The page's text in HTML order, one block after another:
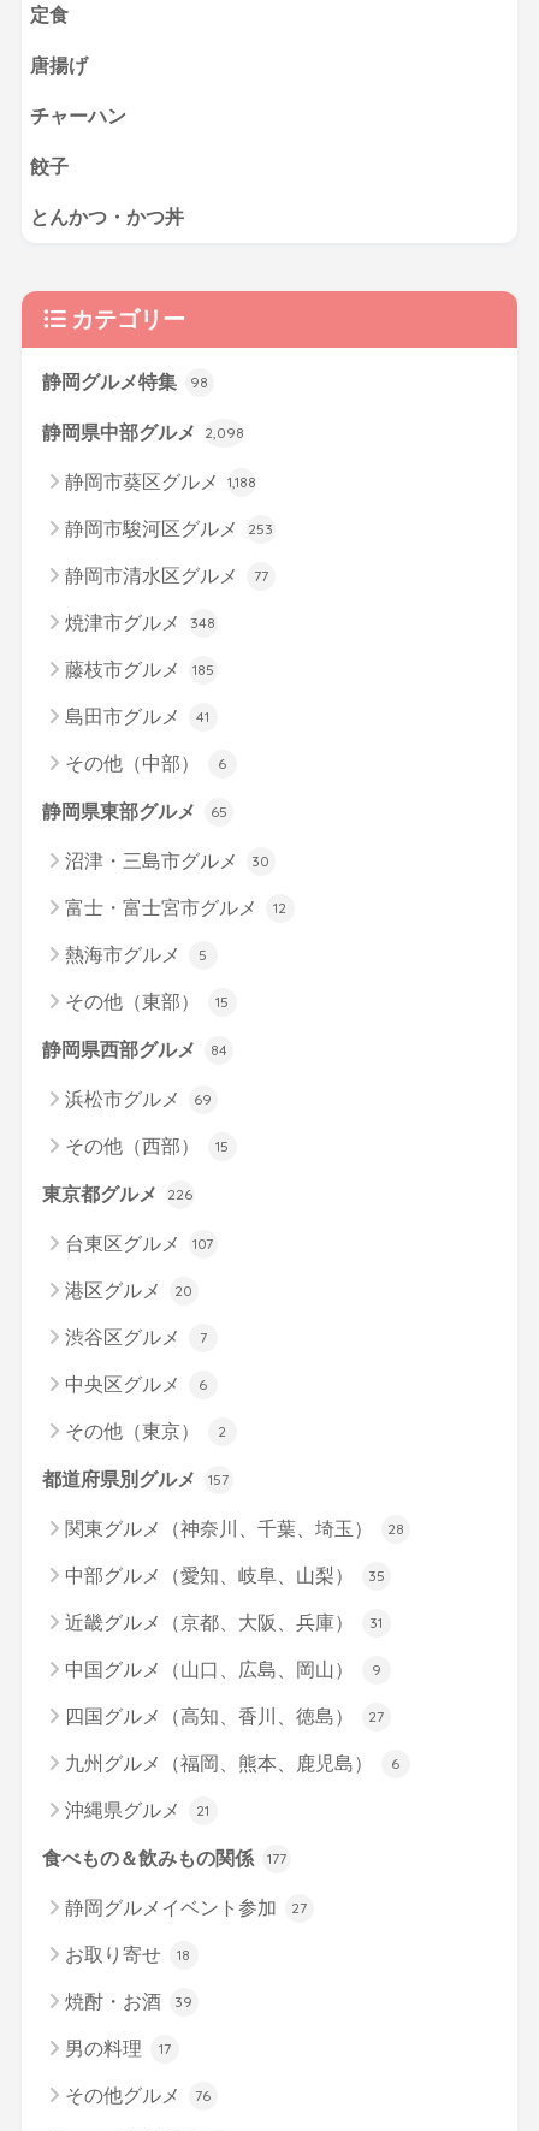
定食
唐揚げ
チャーハン
餃子
とんかつ・かつ丼
カテゴリー
静岡グルメ特集 98
静岡県中部グルメ 2,098
静岡市葵区グルメ 1,188
静岡市駿河区グルメ 253
静岡市清水区グルメ 77
焼津市グルメ 348
藤枝市グルメ 185
島田市グルメ 41
その他（中部） 6
静岡県東部グルメ 65
沼津・三島市グルメ 30
富士・富士宮市グルメ 12
熱海市グルメ 5
その他（東部） 15
静岡県西部グルメ 84
浜松市グルメ 69
その他（西部） 15
東京都グルメ 226
台東区グルメ 107
港区グルメ 20
渋谷区グルメ 7
中央区グルメ 6
その他（東京） 2
都道府県別グルメ 157
関東グルメ（神奈川、千葉、埼玉） 28
中部グルメ（愛知、岐阜、山梨） 35
近畿グルメ（京都、大阪、兵庫） 31
中国グルメ（山口、広島、岡山） 9
四国グルメ（高知、香川、徳島） 27
九州グルメ（福岡、熊本、鹿児島） 6
沖縄県グルメ 21
食べもの＆飲みもの関係 177
静岡グルメイベント参加 27
お取り寄せ 18
焼酎・お酒 39
男の料理 17
その他グルメ 76